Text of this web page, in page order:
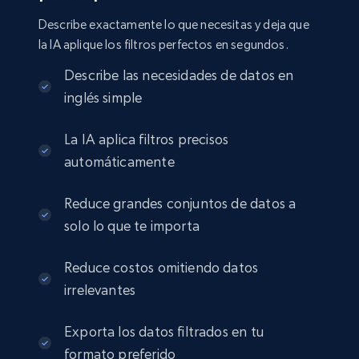
Seller id, URL, Seller name, Description, Detailed
info, Stars, Feedbacks, Return policy, and more.
eCommerce
eBay
Seller reviews, Breadcrumbs, Root category, and
more.
eCommerce
Describe exactamente lo que necesitas y deja que
la IA aplique los filtros perfectos en segundos.
Describe las necesidades de datos en
inglés simple
La IA aplica filtros precisos
automáticamente
Reduce grandes conjuntos de datos a
solo lo que te importa
Reduce costos omitiendo datos
irrelevantes
Exporta los datos filtrados en tu
formato preferido